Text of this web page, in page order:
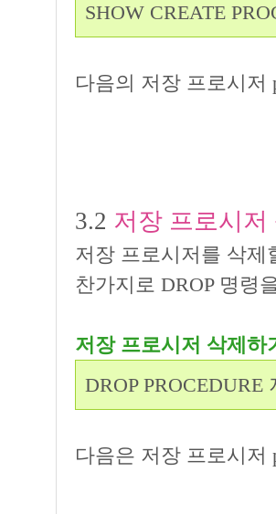
SHOW CREATE
다음의 저장 프로시저
3.2 저장 프로시저
저장 프로시저를 삭제
찬가지로 DROP 명령
저장 프로시저 삭제하
DROP
다음은 저장 프로시저